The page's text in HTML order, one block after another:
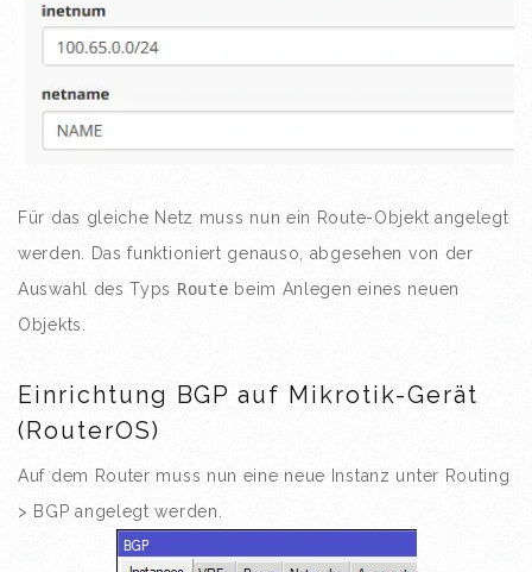
Für das gleiche Netz muss nun ein Route-Objekt angelegt
werden. Das funktioniert genauso, abgesehen von der
Auswahl des Typs Route beim Anlegen eines neuen
Objekts.
Einrichtung BGP auf Mikrotik-Gerät
(RouterOS)
Auf dem Router muss nun eine neue Instanz unter Routing
> BGP angelegt werden.